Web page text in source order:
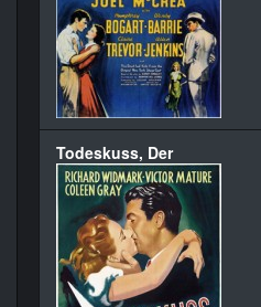
Todeskuss, Der